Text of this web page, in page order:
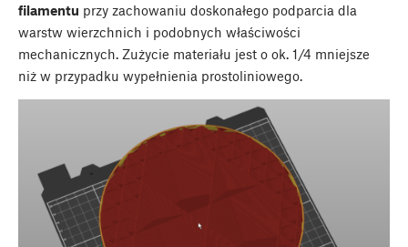
filamentu przy zachowaniu doskonałego podparcia dla
warstw wierzchnich i podobnych właściwości
mechanicznych. Zużycie materiału jest o ok. 1/4 mniejsze
niż w przypadku wypełnienia prostoliniowego.